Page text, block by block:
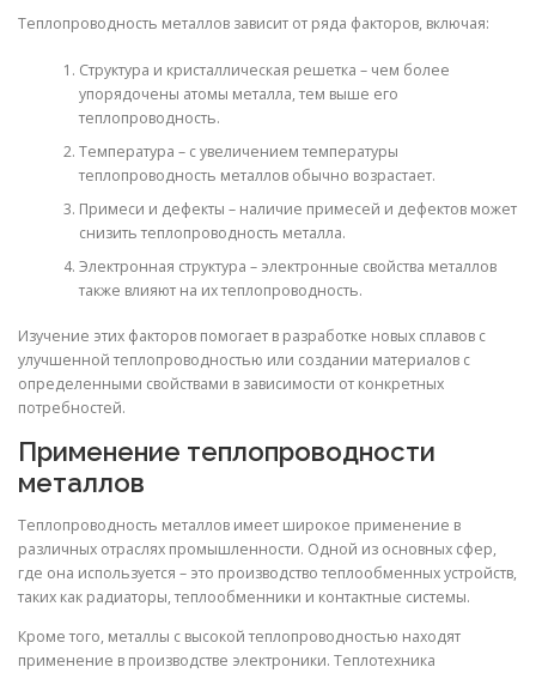
Теплопроводность металлов зависит от ряда факторов, включая:
Структура и кристаллическая решетка – чем более
упорядочены атомы металла, тем выше его
теплопроводность.
Температура – с увеличением температуры
теплопроводность металлов обычно возрастает.
Примеси и дефекты – наличие примесей и дефектов может
снизить теплопроводность металла.
Электронная структура – электронные свойства металлов
также влияют на их теплопроводность.
Изучение этих факторов помогает в разработке новых сплавов с
улучшенной теплопроводностью или создании материалов с
определенными свойствами в зависимости от конкретных
потребностей.
Применение теплопроводности
металлов
Теплопроводность металлов имеет широкое применение в
различных отраслях промышленности. Одной из основных сфер,
где она используется – это производство теплообменных устройств,
таких как радиаторы, теплообменники и контактные системы.
Кроме того, металлы с высокой теплопроводностью находят
применение в производстве электроники. Теплотехника